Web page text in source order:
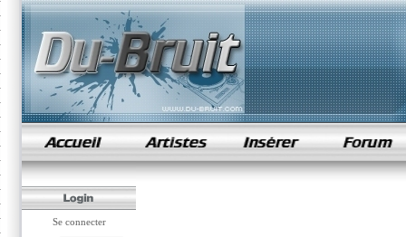
samples de rap
Se connecter